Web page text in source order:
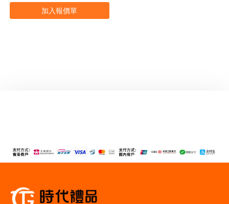
加入報價單